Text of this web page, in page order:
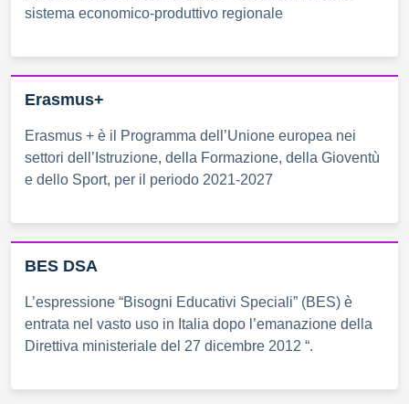
sistema economico-produttivo regionale
Erasmus+
Erasmus + è il Programma dell’Unione europea nei
settori dell’Istruzione, della Formazione, della Gioventù
e dello Sport, per il periodo 2021-2027
BES DSA
L’espressione “Bisogni Educativi Speciali” (BES) è
entrata nel vasto uso in Italia dopo l’emanazione della
Direttiva ministeriale del 27 dicembre 2012 “.